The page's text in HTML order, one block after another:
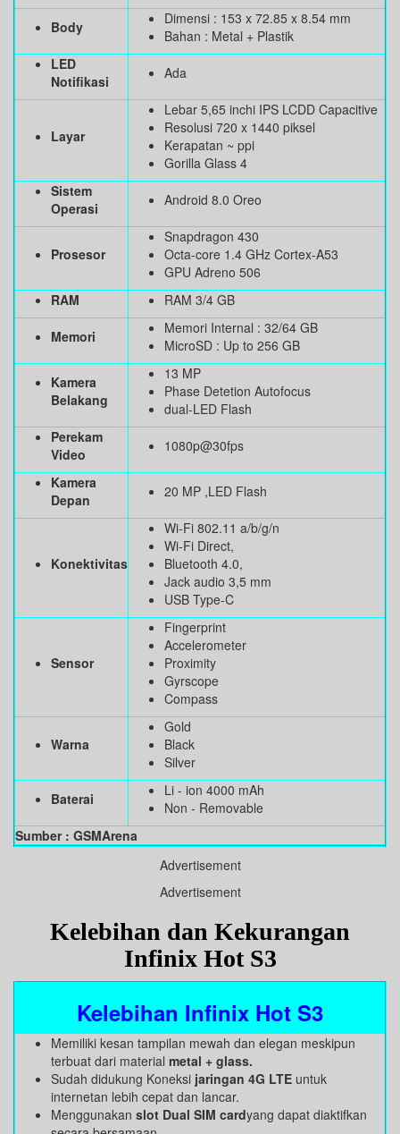
Body
Dimensi : 153 x 72.85 x 8.54 mm
Bahan : Metal + Plastik
LED
Notifikasi
Ada
Layar
Lebar 5,65 inchi IPS LCDD Capacitive
Resolusi 720 x 1440 piksel
Kerapatan ~ ppi
Gorilla Glass 4
Sistem
Operasi
Android 8.0 Oreo
Prosesor
Snapdragon 430
Octa-core 1.4 GHz Cortex-A53
GPU Adreno 506
RAM
RAM 3/4 GB
Memori
Memori Internal : 32/64 GB
MicroSD : Up to 256 GB
Kamera
Belakang
13 MP
Phase Detetion Autofocus
dual-LED Flash
Perekam
Video
1080p@30fps
Kamera
Depan
20 MP ,LED Flash
Konektivitas
Wi-Fi 802.11 a/b/g/n
Wi-Fi Direct,
Bluetooth 4.0,
Jack audio 3,5 mm
USB Type-C
Sensor
Fingerprint
Accelerometer
Proximity
Gyrscope
Compass
Warna
Gold
Black
Silver
Baterai
Li - ion 4000 mAh
Non - Removable
Sumber : GSMArena
Advertisement
Advertisement
Kelebihan dan Kekurangan
Infinix Hot S3
Kelebihan Infinix Hot S3
Memiliki kesan tampilan mewah dan elegan meskipun
terbuat dari material metal + glass.
Sudah didukung Koneksi jaringan 4G LTE untuk
internetan lebih cepat dan lancar.
Menggunakan slot Dual SIM cardyang dapat diaktifkan